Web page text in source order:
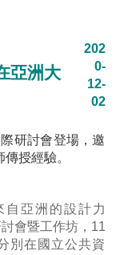
亞洲大
202
0-
12-
02
研討會登場，邀
授經驗。
自亞洲的設計力
會暨工作坊，11
別在國立公共資